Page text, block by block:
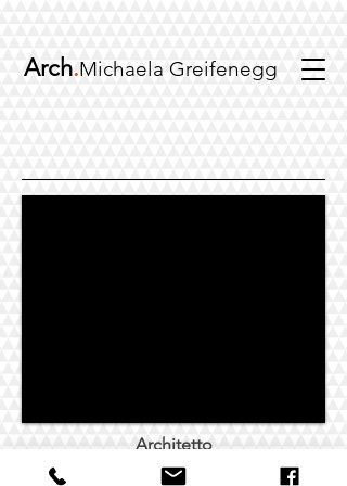
Arch.Michaela Greifenegg
Architetto
ristrutturazioni appartamenti I
risanamenti energetici I interiori design